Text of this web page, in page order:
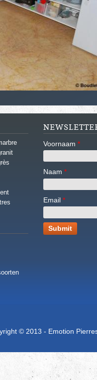
Voornaam *
Naam *
Email *
© 2013 - Emotion